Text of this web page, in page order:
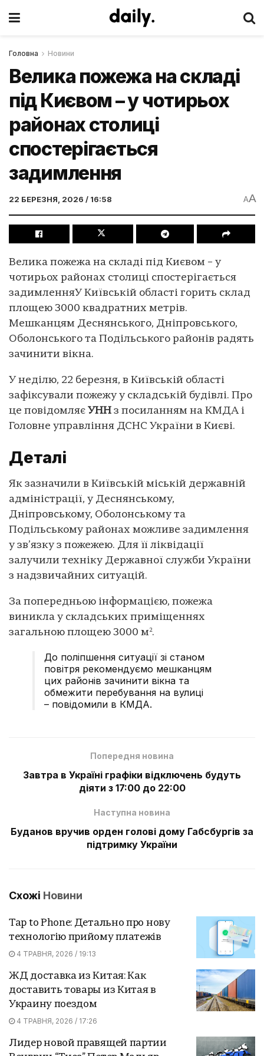
Головна Новини
Велика пожежа на складі
під Києвом – у чотирьох
районах столиці
спостерігається
задимлення
22 БЕРЕЗНЯ, 2026 / 16:58 AA
Велика пожежа на складі під Києвом – у
чотирьох районах столиці спостерігається
задимленняУ Київській області горить склад
площею 3000 квадратних метрів.
Мешканцям Деснянського, Дніпровського,
Оболонського та Подільського районів радять
зачинити вікна.
У неділю, 22 березня, в Київській області
зафіксували пожежу у складській будівлі. Про
це повідомляє УНН з посиланням на КМДА і
Головне управління ДСНС України в Києві.
Деталі
Як зазначили в Київській міській державній
адміністрації, у Деснянському,
Дніпровському, Оболонському та
Подільському районах можливе задимлення
у зв’язку з пожежею. Для її ліквідації
залучили техніку Державної служби України
з надзвичайних ситуацій.
За попередньою інформацією, пожежа
виникла у складських приміщеннях
загальною площею 3000 м².
До поліпшення ситуації зі станом
повітря рекомендуємо мешканцям
цих районів зачинити вікна та
обмежити перебування на вулиці
– повідомили в КМДА.
Попередня новина
Завтра в Україні графіки відключень будуть
діяти з 17:00 до 22:00
Наступна новина
Буданов вручив орден голові дому Габсбургів за
підтримку України
Схожі Новини
Tap to Phone: Детально про нову
технологію прийому платежів
4 ТРАВНЯ, 2026 / 19:13
ЖД доставка из Китая: Как
доставить товары из Китая в
Украину поездом
4 ТРАВНЯ, 2026 / 17:26
Лидер новой правящей партии